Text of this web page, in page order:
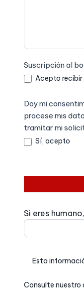
Suscripción al
Acepto recibir
Doy mi
procese mis
tramitar mi
Sí, acepto
Si eres
Esta
Consulte nuestro